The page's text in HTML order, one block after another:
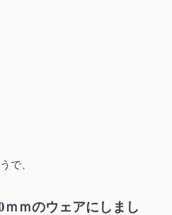
で、
ｍのウェアにしまし